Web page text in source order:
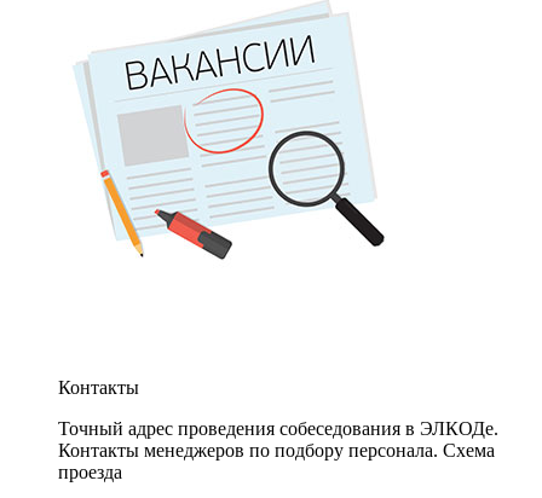
Контакты
Точный адрес проведения собеседования в ЭЛКОДе.
Контакты менеджеров по подбору персонала. Схема
проезда